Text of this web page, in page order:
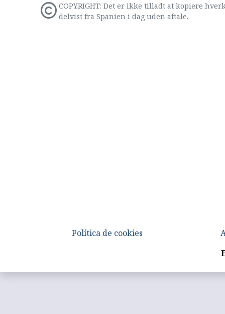
COPYRIGHT: Det er ikke tilladt at kopiere
delvist fra Spanien i dag uden aftale.
Política de cookies